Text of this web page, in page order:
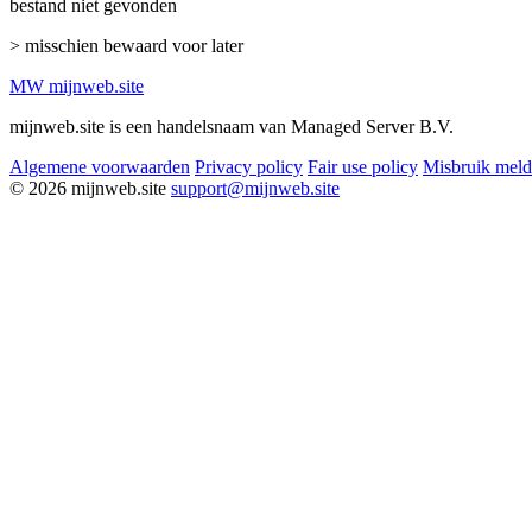
bestand niet gevonden
> misschien bewaard voor later
MW mijnweb.site
mijnweb.site is een handelsnaam van Managed Server B.V.
Algemene voorwaarden Privacy policy Fair use policy Misbruik
© 2026 mijnweb.site support@mijnweb.site